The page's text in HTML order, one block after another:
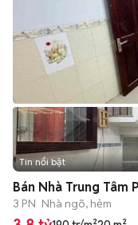
Tin nổi bật
Bán Nhà Trung Tâm
3 PN Nhà ngõ, hẻm